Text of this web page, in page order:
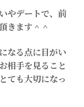
やデートで、前
きます＾＾
なる点に目がい
相手を見ること
ても大切になっ